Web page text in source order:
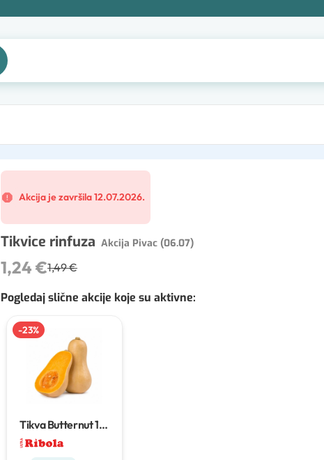
Akcija je završila 12.07.2026.
Tikvice rinfuza Akcija Pivac (06.07)
1,24 €1,49 €
Pogledaj slične akcije koje su aktivne:
-23%
Tikva Butternut1
kg